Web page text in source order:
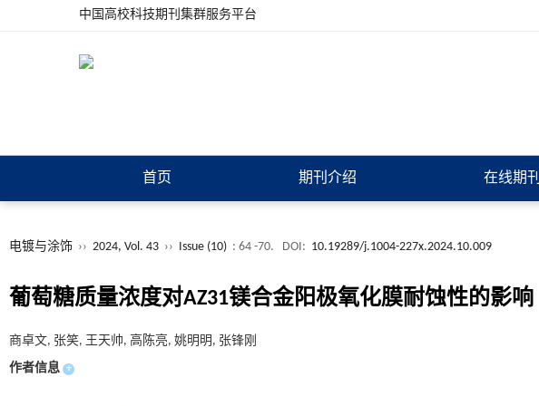
中国高校科技期刊集群服务平台
首页 期刊介绍 在线期刊
电镀与涂饰 ›› 2024, Vol. 43 ›› Issue (10) : 64 -70. DOI: 10.19289/j.1004-227x.2024.10.009
葡萄糖质量浓度对AZ31镁合金阳极氧化膜耐蚀性的影响
商卓文, 张笑, 王天帅, 高陈亮, 姚明明, 张锋刚
作者信息 +